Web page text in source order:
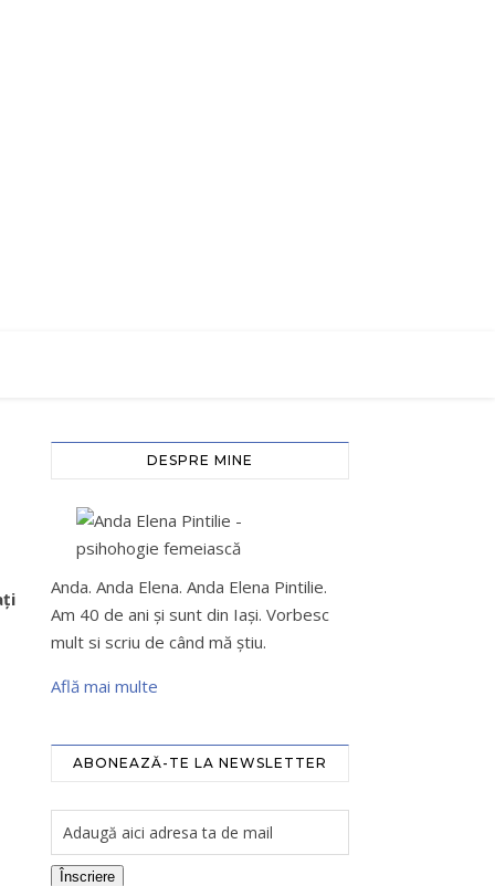
DESPRE MINE
Anda. Anda Elena. Anda Elena Pintilie.
Am 40 de ani şi sunt din Iaşi. Vorbesc
mult si scriu de când mă ştiu.
Află mai multe
ABONEAZĂ-TE LA NEWSLETTER
Înscriere